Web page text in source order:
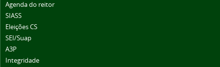
Agenda do reitor
SIASS
Eleições CS
SEI/Suap
A3P
Integridade